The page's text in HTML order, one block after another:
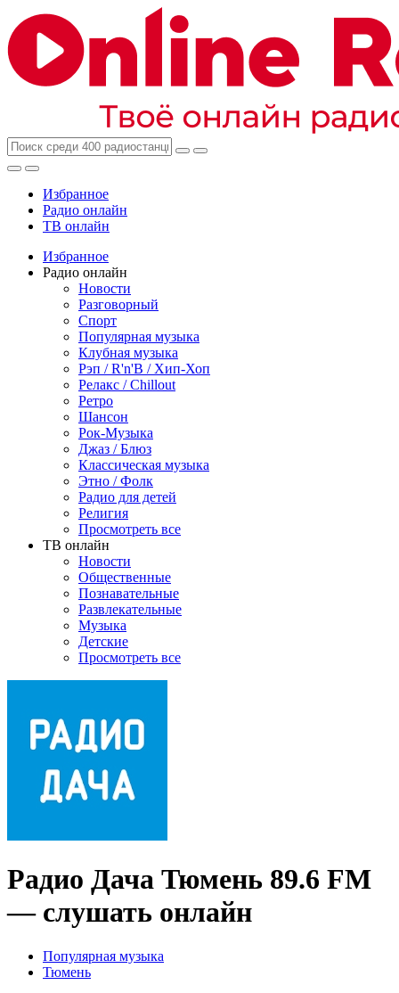
Избранное
Радио онлайн
ТВ онлайн
Избранное
Радио онлайн
Новости
Разговорный
Спорт
Популярная музыка
Клубная музыка
Рэп / R'n'B / Хип-Хоп
Релакс / Chillout
Ретро
Шансон
Рок-Музыка
Джаз / Блюз
Классическая музыка
Этно / Фолк
Радио для детей
Религия
Просмотреть все
ТВ онлайн
Новости
Общественные
Познавательные
Развлекательные
Музыка
Детские
Просмотреть все
Радио Дача Тюмень 89.6 FM
— слушать онлайн
Популярная музыка
Тюмень